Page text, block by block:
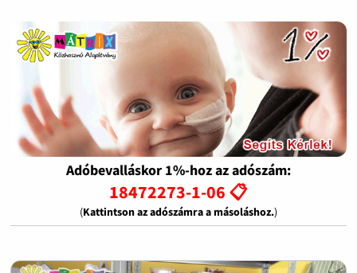
Adóbevalláskor 1%-hoz az adószám:
18472273-1-06 📋
(Kattintson az adószámra a másoláshoz.)